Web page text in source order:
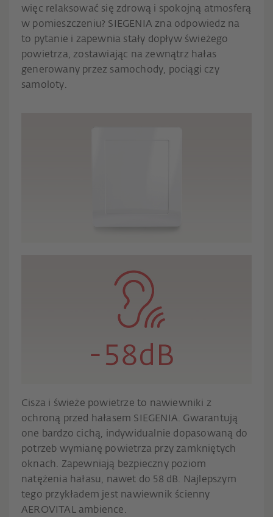
więc relaksować się zdrową i spokojną atmosferą
w pomieszczeniu? SIEGENIA zna odpowiedz na
to pytanie i zapewnia stały dopływ świeżego
powietrza, zostawiając na zewnątrz hałas
generowany przez samochody, pociągi czy
samoloty.
Cisza i świeże powietrze to nawiewniki z
ochroną przed hałasem SIEGENIA. Gwarantują
one bardzo cichą, indywidualnie dopasowaną do
potrzeb wymianę powietrza przy zamkniętych
oknach. Zapewniają bezpieczny poziom
natężenia hałasu, nawet do 58 dB. Najlepszym
tego przykładem jest nawiewnik ścienny
AEROVITAL ambience.